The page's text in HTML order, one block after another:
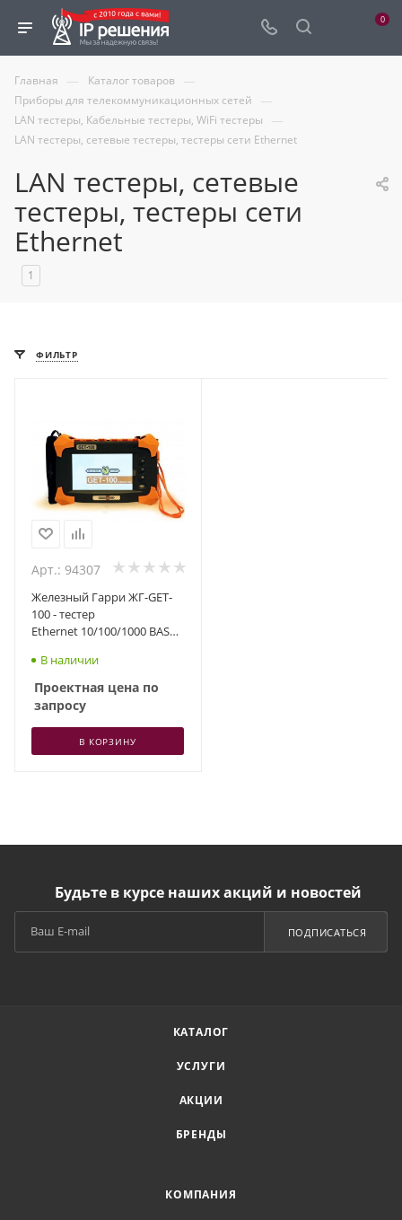
0
Главная — Каталог товаров —
Приборы для телекоммуникационных сетей —
LAN тестеры, Кабельные тестеры, WiFi тестеры —
LAN тестеры, сетевые тестеры, тестеры сети Ethernet
LAN тестеры, сетевые
тестеры, тестеры сети
Ethernet
1
ФИЛЬТР
Арт.: 94307
Железный Гарри ЖГ-GET-
100 - тестер
Ethernet 10/100/1000 BASE-
В наличии
Проектная цена по
запросу
В КОРЗИНУ
Будьте в курсе наших акций и новостей
ПОДПИСАТЬСЯ
КАТАЛОГ
УСЛУГИ
АКЦИИ
БРЕНДЫ
КОМПАНИЯ